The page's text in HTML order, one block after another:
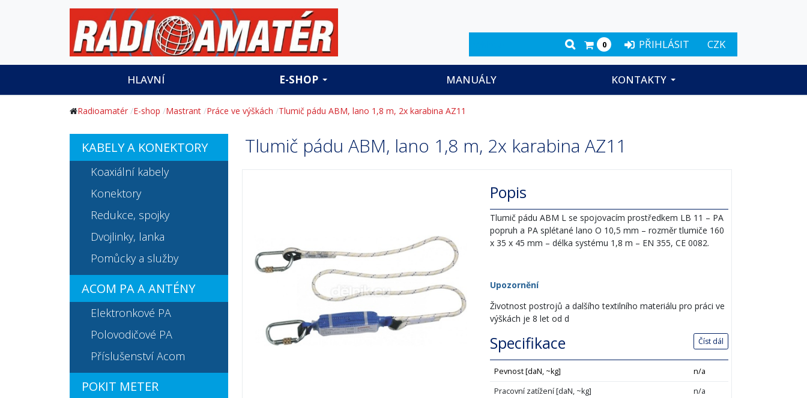
CZK
PŘIHLÁSIT
0
HLAVNÍ E-SHOP MANUÁLY KONTAKTY
Radioamatér E-shop Mastrant Práce ve výškách Tlumič pádu ABM, lano 1,8 m, 2x karabina AZ11
Tlumič pádu ABM, lano 1,8 m, 2x karabina AZ11
Popis
Tlumič pádu ABM L se spojovacím prostředkem LB 11 – PA
popruh a PA splétané lano O 10,5 mm – rozměr tlumiče 160
x 35 x 45 mm – délka systému 1,8 m – EN 355, CE 0082.
Upozornění
Životnost postrojů a dalšího textilního materiálu pro práci ve
výškách je 8 let od d
Číst dál
Specifikace
Pevnost [daN, ~kg]
n/a
Pracovní zatížení [daN, ~kg]
n/a
KABELY A KONEKTORY
Koaxiální kabely
Konektory
Redukce, spojky
Dvojlinky, lanka
Pomůcky a služby
ACOM PA A ANTÉNY
Elektronkové PA
Polovodičové PA
Příslušenství Acom
POKIT METER